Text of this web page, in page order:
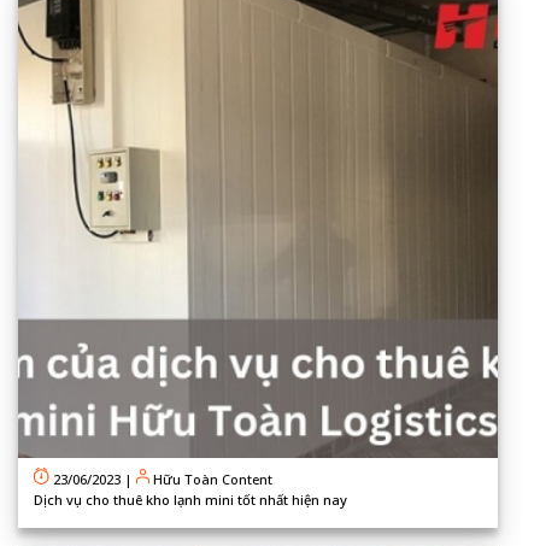
23/06/2023 |
Hữu Toàn Content
Dịch vụ cho thuê kho lạnh mini tốt nhất hiện nay